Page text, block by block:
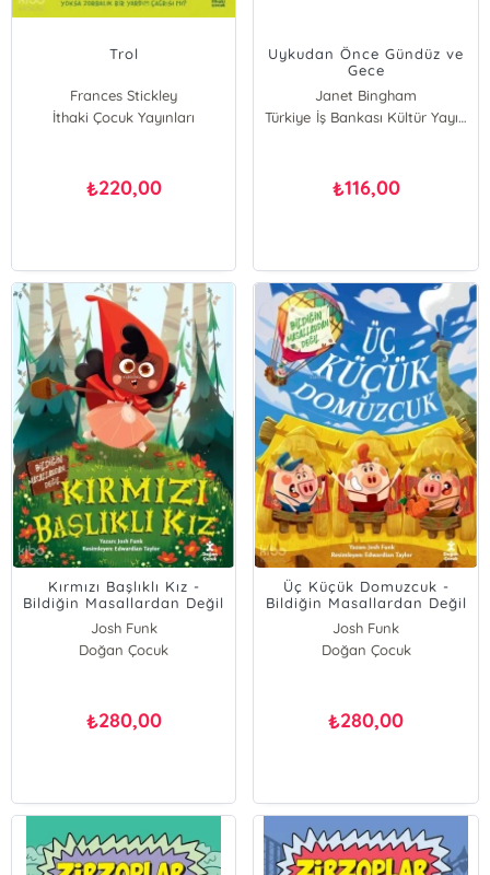
Trol
Frances Stickley
İthaki Çocuk Yayınları
₺220,00
Uykudan Önce Gündüz ve
Gece
Janet Bingham
Türkiye İş Bankası Kültür Yayınları
₺116,00
Kırmızı Başlıklı Kız -
Bildiğin Masallardan Değil
Josh Funk
Doğan Çocuk
₺280,00
Üç Küçük Domuzcuk -
Bildiğin Masallardan Değil
Josh Funk
Doğan Çocuk
₺280,00